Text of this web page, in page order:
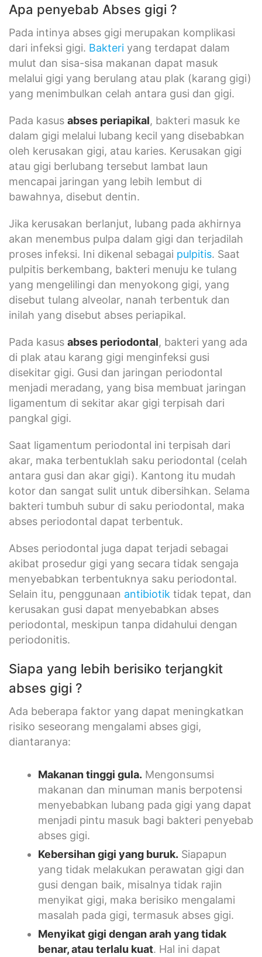
Apa penyebab Abses gigi ?
Pada intinya abses gigi merupakan komplikasi
dari infeksi gigi. Bakteri yang terdapat dalam
mulut dan sisa-sisa makanan dapat masuk
melalui gigi yang berulang atau plak (karang gigi)
yang menimbulkan celah antara gusi dan gigi.
Pada kasus abses periapikal, bakteri masuk ke
dalam gigi melalui lubang kecil yang disebabkan
oleh kerusakan gigi, atau karies. Kerusakan gigi
atau gigi berlubang tersebut lambat laun
mencapai jaringan yang lebih lembut di
bawahnya, disebut dentin.
Jika kerusakan berlanjut, lubang pada akhirnya
akan menembus pulpa dalam gigi dan terjadilah
proses infeksi. Ini dikenal sebagai pulpitis. Saat
pulpitis berkembang, bakteri menuju ke tulang
yang mengelilingi dan menyokong gigi, yang
disebut tulang alveolar, nanah terbentuk dan
inilah yang disebut abses periapikal.
Pada kasus abses periodontal, bakteri yang ada
di plak atau karang gigi menginfeksi gusi
disekitar gigi. Gusi dan jaringan periodontal
menjadi meradang, yang bisa membuat jaringan
ligamentum di sekitar akar gigi terpisah dari
pangkal gigi.
Saat ligamentum periodontal ini terpisah dari
akar, maka terbentuklah saku periodontal (celah
antara gusi dan akar gigi). Kantong itu mudah
kotor dan sangat sulit untuk dibersihkan. Selama
bakteri tumbuh subur di saku periodontal, maka
abses periodontal dapat terbentuk.
Abses periodontal juga dapat terjadi sebagai
akibat prosedur gigi yang secara tidak sengaja
menyebabkan terbentuknya saku periodontal.
Selain itu, penggunaan antibiotik tidak tepat, dan
kerusakan gusi dapat menyebabkan abses
periodontal, meskipun tanpa didahului dengan
periodonitis.
Siapa yang lebih berisiko terjangkit
abses gigi ?
Ada beberapa faktor yang dapat meningkatkan
risiko seseorang mengalami abses gigi,
diantaranya:
Makanantinggi gula. Mengonsumsi
makanan dan minuman manis berpotensi
menyebabkan lubang pada gigi yang dapat
menjadi pintu masuk bagi bakteri penyebab
abses gigi.
Kebersihan gigi yang buruk. Siapapun
yang tidak melakukan perawatan gigi dan
gusi dengan baik, misalnya tidak rajin
menyikat gigi, maka berisiko mengalami
masalah pada gigi, termasuk abses gigi.
Menyikat gigi dengan arah yang tidak
benar, atau terlalu kuat. Hal ini dapat